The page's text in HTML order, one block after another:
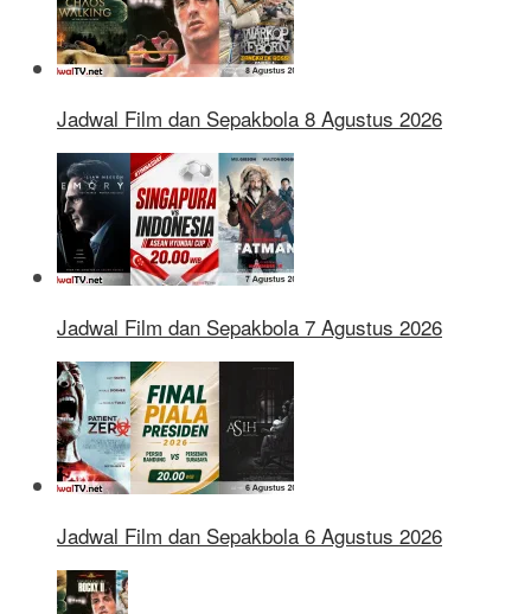
Jadwal Film dan Sepakbola 8 Agustus 2026
Jadwal Film dan Sepakbola 7 Agustus 2026
Jadwal Film dan Sepakbola 6 Agustus 2026